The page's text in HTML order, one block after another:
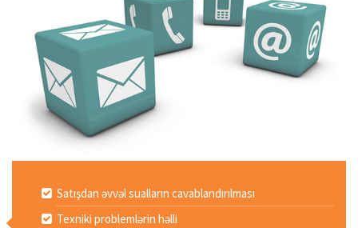
Satışdan əvvəl sualların cavablandırılması
Texniki problemlərin həlli